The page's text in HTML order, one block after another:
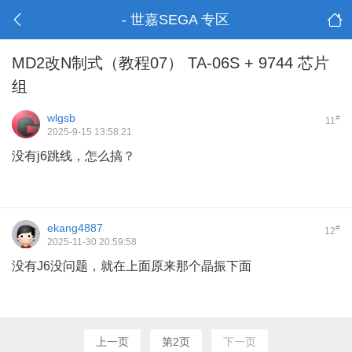
- 世嘉SEGA 专区
MD2改N制式（教程07） TA-06S + 9744 芯片
组
11#
wlgsb
2025-9-15 13:58:21
没有j6跳线，怎么搞？
12#
ekang4887
2025-11-30 20:59:58
没有J6没问题，就在上面原来那个晶振下面
上一页 第2页 下一页